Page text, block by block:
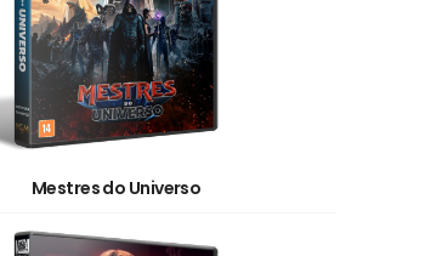
Mestres do Universo